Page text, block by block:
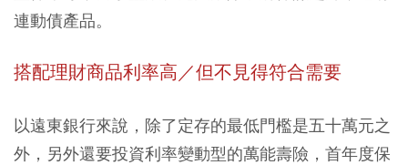
連動債產品。
搭配理財商品利率高／但不見得符合需要
以遠東銀行來說，除了定存的最低門檻是五十萬元之
外，另外還要投資利率變動型的萬能壽險，首年度保